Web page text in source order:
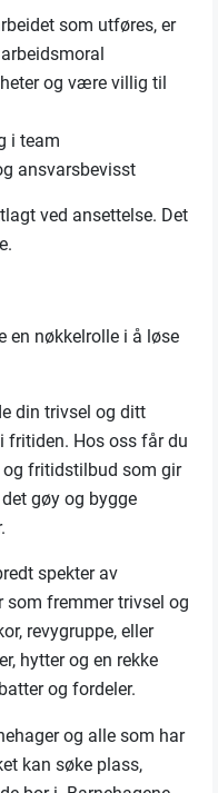
som utføres, er
og være villig til
i team
ansvarsbevisst
ved ansettelse. Det
en nøkkelrolle i å løse
din trivsel og ditt
fritiden. Hos oss får du
fritidstilbud som gir
gøy og bygge
spekter av
som fremmer trivsel og
revygruppe, eller
hytter og en rekke
og fordeler.
og alle som har
kan søke plass,